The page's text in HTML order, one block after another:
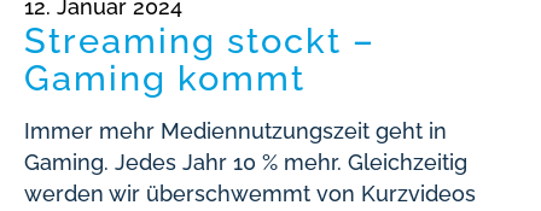
12. Januar 2024
Streaming stockt –
Gaming kommt
Immer mehr Mediennutzungszeit geht in
Gaming. Jedes Jahr 10 % mehr. Gleichzeitig
werden wir überschwemmt von Kurzvideos